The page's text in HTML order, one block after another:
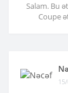
Salam. Bu
Coupe